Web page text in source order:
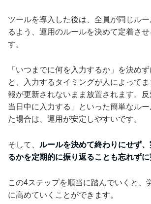
ツールを導入した後は、全員が同じル
るよう、運用のルールを決めて定着さ
す。
「いつまでに何を入力するか」を決め
と、入力するタイミングが人によって
報が更新されないまま放置されます。
当日中に入力する」といった簡単なル
た場合は、運用が安定しやすいです。
そして、 ルールを決めて終わりにせず
るかを定期的に振り返ることも忘れずに
この4ステップを順当に踏んでいくと、
に高めていくことができます。